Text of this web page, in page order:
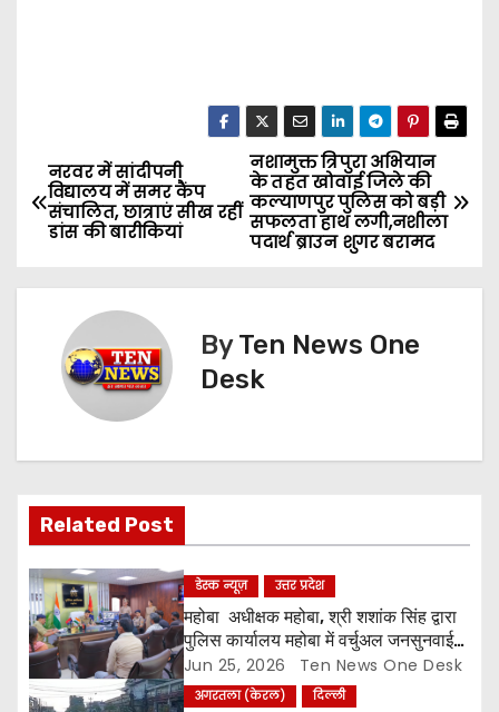
P
o
v
i
g
a
t
i
नशामुक्त त्रिपुरा अभियान
के तहत खोवाई जिले की
कल्याणपुर पुलिस को बड़ी
सफलता हाथ लगी,नशीला
पदार्थ ब्राउन शुगर बरामद
नरवर में सांदीपनी
विद्यालय में समर कैंप
संचालित, छात्राएं सीख रहीं
डांस की बारीकियां
ByTen News One
Desk
Related Post
डेस्क न्यूज़ उत्तर प्रदेश
महोबा अधीक्षक महोबा, श्री शशांक सिंह द्वारा
पुलिस कार्यालय महोबा में वर्चुअल जनसुनवाई
का आयोजन किया गया,
Jun 25, 2026 Ten News One Desk
अगरतला (केरल) दिल्ली